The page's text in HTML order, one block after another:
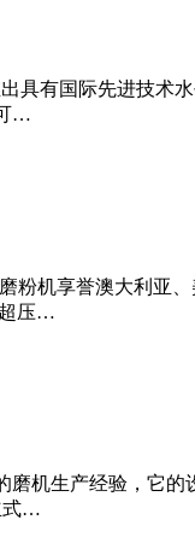
具有国际先进技术
…
粉机享誉澳大利亚
压…
磨机生产经验，它
式…